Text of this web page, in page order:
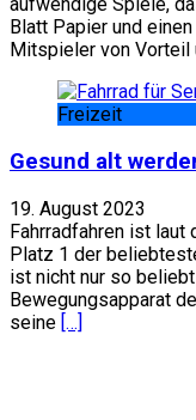
aufwendige Spiele,
Blatt Papier und
Mitspieler von Vorteil
Freizeit
Gesund alt
19. August 2023
Fahrradfahren ist laut
Platz 1 der
ist nicht nur so
Bewegungsapparat
seine […]